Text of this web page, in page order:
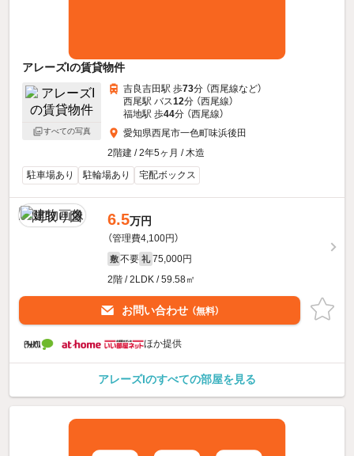
アレーズIの賃貸物件
すべての写真
吉良吉田駅 歩73分 （西尾線など）
西尾駅 バス12分 （西尾線）
福地駅 歩44分 （西尾線）
愛知県西尾市一色町味浜後田
2階建 / 2年5ヶ月 / 木造
駐車場あり
駐輪場あり 宅配ボックス
6.5万円
（管理費4,100円）
敷 不要 礼 75,000円
2階 / 2LDK / 59.58㎡
お問い合わせ （無料）
ほか提供
アレーズIのすべての部屋を見る